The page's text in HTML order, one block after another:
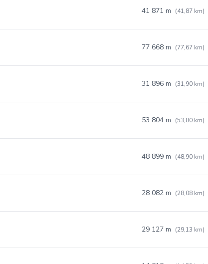
41 871 m (41,87 km)
77 668 m (77,67 km)
31 896 m (31,90 km)
53 804 m (53,80 km)
48 899 m (48,90 km)
28 082 m (28,08 km)
29 127 m (29,13 km)